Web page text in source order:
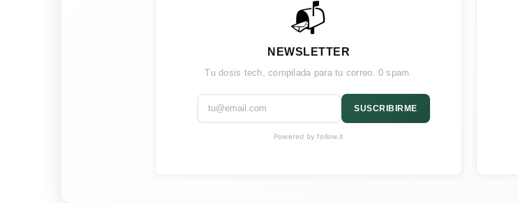
📬
NEWSLETTER
Tu dosis tech, compilada para tu correo. 0 spam.
SUSCRIBIRME
Powered by follow.it